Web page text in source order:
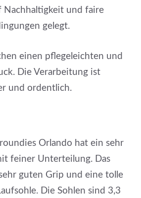
Nachhaltigkeit und faire
gelegt.
einen pflegeleichten und
Die Verarbeitung ist
und ordentlich.
Orlando hat ein sehr
feiner Unterteilung. Das
guten Grip und eine tolle
Die Sohlen sind 3,3